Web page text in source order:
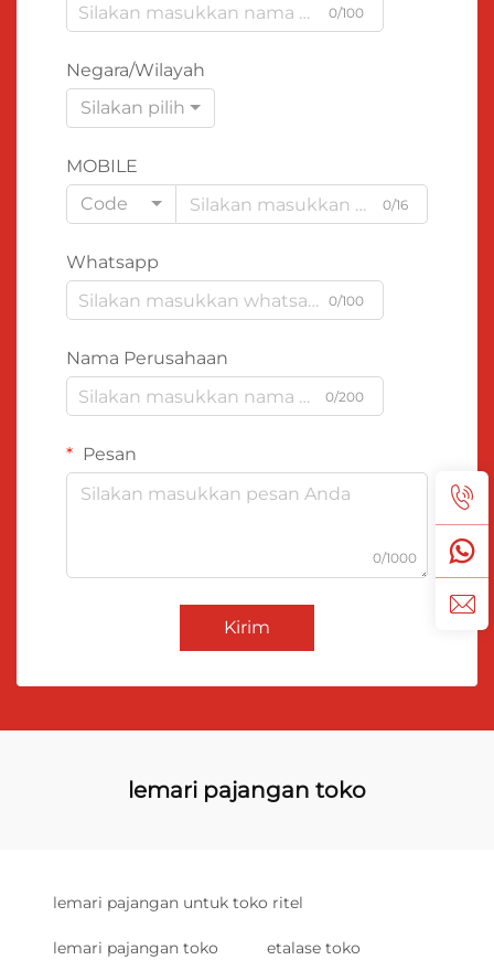
0/100
Negara/Wilayah
Silakan pilih
MOBILE
Code
0/16
Whatsapp
0/100
Nama Perusahaan
0/200
Pesan
0/1000
Kirim
lemari pajangan toko
lemari pajangan untuk toko ritel
lemari pajangan toko etalase toko